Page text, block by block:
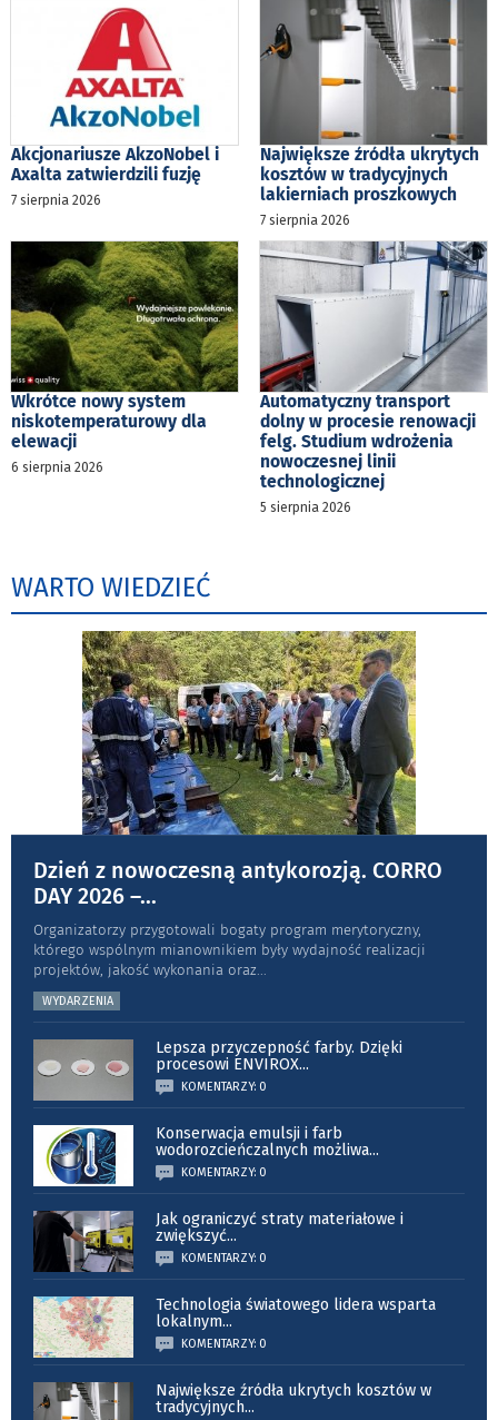
Akcjonariusze AkzoNobel i
Axalta zatwierdzili fuzję
7 sierpnia 2026
Największe źródła ukrytych
kosztów w tradycyjnych
lakierniach proszkowych
7 sierpnia 2026
Wkrótce nowy system
niskotemperaturowy dla
elewacji
6 sierpnia 2026
Automatyczny transport
dolny w procesie renowacji
felg. Studium wdrożenia
nowoczesnej linii
technologicznej
5 sierpnia 2026
WARTO WIEDZIEĆ
Dzień z nowoczesną antykorozją. CORRO
DAY 2026 –...
Organizatorzy przygotowali bogaty program merytoryczny,
którego wspólnym mianownikiem były wydajność realizacji
projektów, jakość wykonania oraz
WYDARZENIA
Lepsza przyczepność farby. Dzięki
procesowi ENVIROX...
KOMENTARZY: 0
Konserwacja emulsji i farb
wodorozcieńczalnych możliwa...
KOMENTARZY: 0
Jak ograniczyć straty materiałowe i
zwiększyć...
KOMENTARZY: 0
Technologia światowego lidera wsparta
lokalnym...
KOMENTARZY: 0
Największe źródła ukrytych kosztów w
tradycyjnych...